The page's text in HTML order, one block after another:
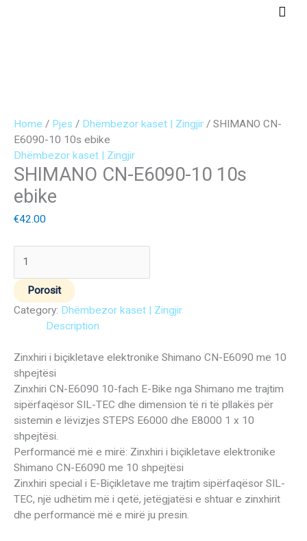
Main
Home / Pjes / Dhëmbezor kaset | Zingjir / SHIMANO CN-
E6090-10 10s ebike
Dhëmbezor kaset | Zingjir
SHIMANO CN-E6090-10 10s
ebike
€42.00
10
10s
ebike
quantity
Porosit
Category: Dhëmbezor kaset | Zingjir
Description
Zinxhiri i biçikletave elektronike Shimano CN-E6090 me 10
shpejtësi
Zinxhiri CN-E6090 10-fach E-Bike nga Shimano me trajtim
sipërfaqësor SIL-TEC dhe dimension të ri të pllakës për
sistemin e lëvizjes STEPS E6000 dhe E8000 1 x 10
shpejtësi.
Performancë më e mirë: Zinxhiri i biçikletave elektronike
Shimano CN-E6090 me 10 shpejtësi
Zinxhiri special i E-Biçikletave me trajtim sipërfaqësor SIL-
TEC, një udhëtim më i qetë, jetëgjatësi e shtuar e zinxhirit
dhe performancë më e mirë ju presin.